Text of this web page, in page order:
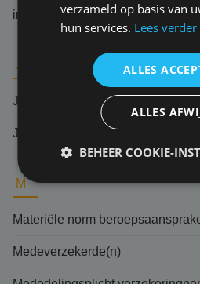
informatieplicht verzekeringnemer
J
Jurisprudentie
Jurisdictie
M
Materiële norm
Medeverzekerde(n)
verzameld op basis van
hun services. Lees verder
ALLES
ALLES
BEHEER COOKIE-